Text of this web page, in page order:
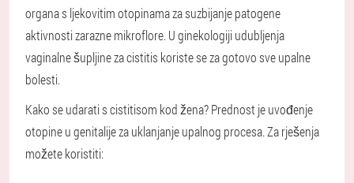
organa s ljekovitim otopinama za suzbijanje patogene
aktivnosti zarazne mikroflore. U ginekologiji udubljenja
vaginalne šupljine za cistitis koriste se za gotovo sve upalne
bolesti.
Kako se udarati s cistitisom kod žena? Prednost je uvođenje
otopine u genitalije za uklanjanje upalnog procesa. Za rješenja
možete koristiti: